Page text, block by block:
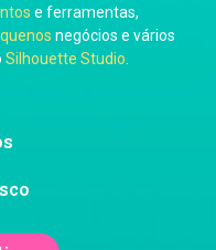
e ferramentas,
negócios e vários
Silhouette Studio